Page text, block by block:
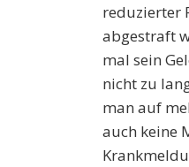
reduzierter
abgestraft
mal sein
nicht zu
man auf
auch keine